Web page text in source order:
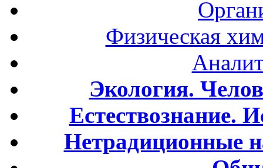
Физическая
Экология.
Естествознание.
Нетрадиционные